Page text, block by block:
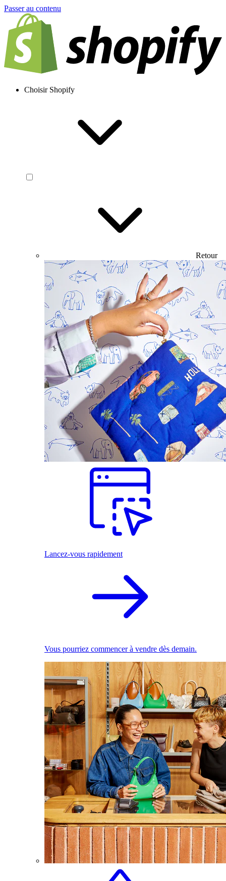
Passer au contenu
Choisir Shopify
Retour
Lancez-vous rapidement
Vous pourriez commencer à vendre dès demain.